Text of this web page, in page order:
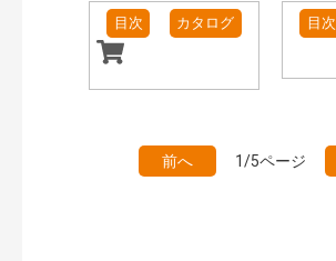
目次 カタログ 目次
前へ 1/5ページ